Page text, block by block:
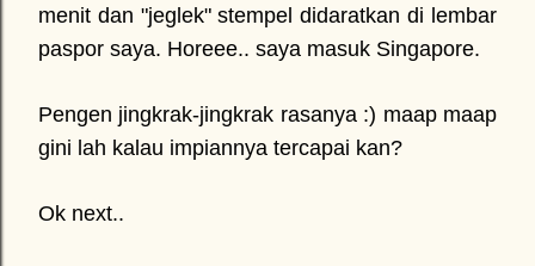
menit dan "jeglek" stempel didaratkan di lembar
paspor saya. Horeee.. saya masuk Singapore.
Pengen jingkrak-jingkrak rasanya :) maap maap
gini lah kalau impiannya tercapai kan?
Ok next..